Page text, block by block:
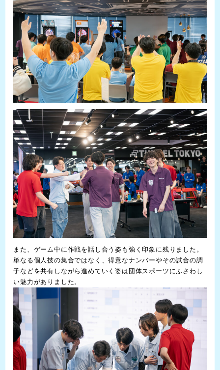
また、ゲーム中に作戦を話し合う姿も強く印象に残りました。
単なる個人技の集合ではなく、得意なナンバーやその試合の調
子などを共有しながら進めていく姿は団体スポーツにふさわし
い魅力がありました。